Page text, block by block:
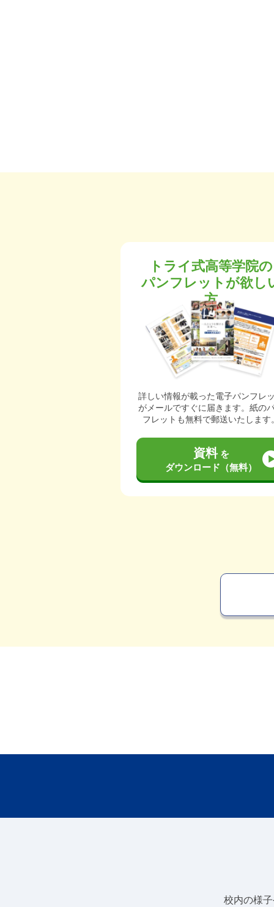
トライ式高等学院の
パンフレットが欲し
方
詳しい情報が載った電子パンフレ
がメールですぐに届きます。紙の
フレットも無料で郵送いたします
資料を
ダウンロード（無料）
校内の様